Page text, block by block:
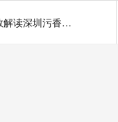
微型污香蕉视频网站参数解读深圳污香蕉视频网站厂家为解读